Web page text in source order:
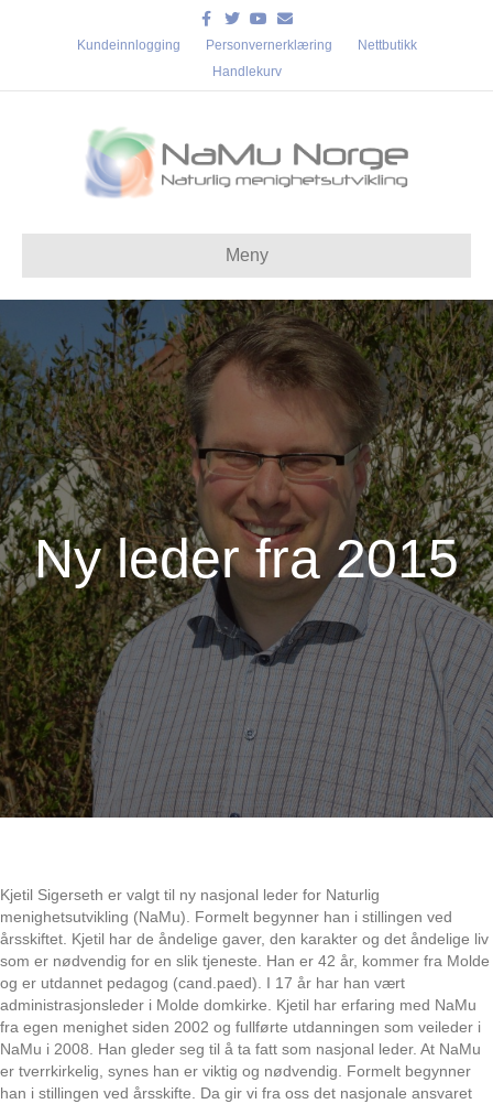
Facebook
TwitterYoutube
Email
Kundeinnlogging Personvernerklæring
Nettbutikk
Handlekurv
Meny
Ny leder fra 2015
Kjetil Sigerseth er valgt til ny nasjonal leder for Naturlig
menighetsutvikling (NaMu). Formelt begynner han i stillingen ved
årsskiftet. Kjetil har de åndelige gaver, den karakter og det åndelige liv
som er nødvendig for en slik tjeneste. Han er 42 år, kommer fra Molde
og er utdannet pedagog (cand.paed). I 17 år har han vært
administrasjonsleder i Molde domkirke. Kjetil har erfaring med NaMu
fra egen menighet siden 2002 og fullførte utdanningen som veileder i
NaMu i 2008. Han gleder seg til å ta fatt som nasjonal leder. At NaMu
er tverrkirkelig, synes han er viktig og nødvendig. Formelt begynner
han i stillingen ved årsskifte. Da gir vi fra oss det nasjonale ansvaret